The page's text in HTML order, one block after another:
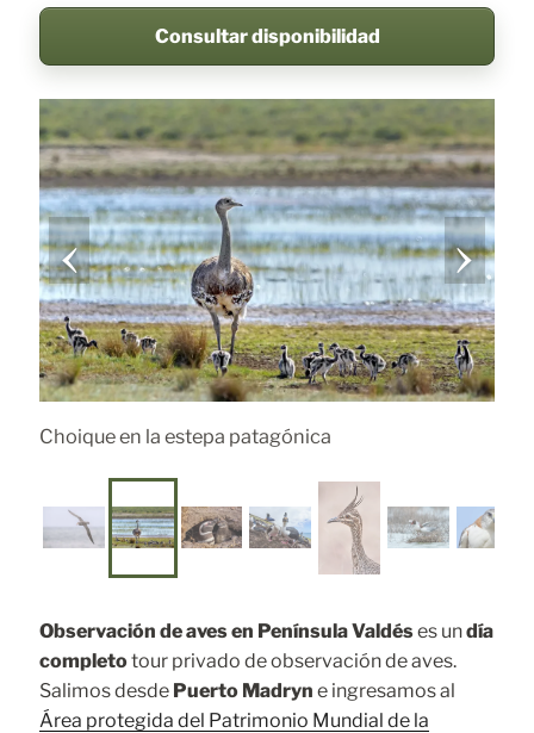
Consultar disponibilidad
‹ ›
Choique en la estepa patagónica
Observación de aves en Península Valdéses undía
completotour privado de observación de aves.
Salimos desde Puerto Madryn e ingresamos al
Área protegida del Patrimonio Mundial de la